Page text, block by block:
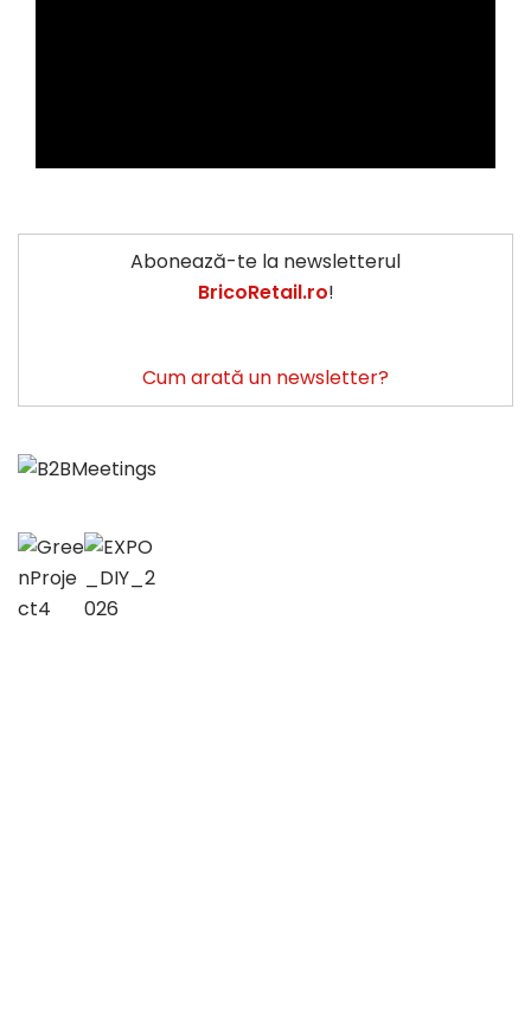
Abonează-te la newsletterul
BricoRetail.ro!
Cum arată un newsletter?